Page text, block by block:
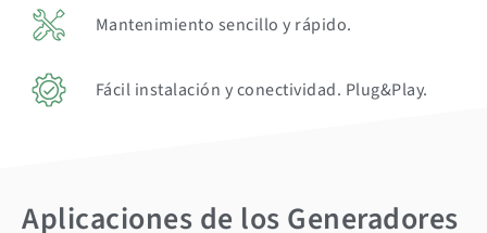
Mantenimiento sencillo y rápido.
Fácil instalación y conectividad. Plug&Play.
Aplicaciones de los Generadores